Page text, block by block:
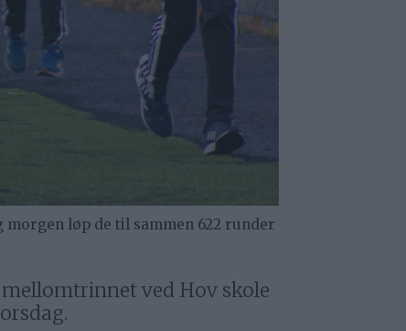
morgen løp de til sammen 622 runder
ved Hov skole